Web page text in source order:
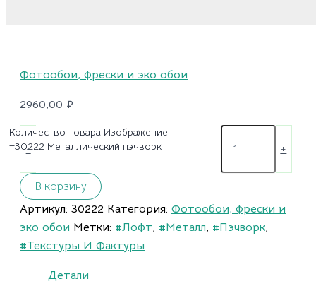
Фотообои, фрески и эко обои
2960,00 ₽
-
Количество товара Изображение
#30222 Металлический пэчворк
+
В корзину
Артикул: 30222 Категория: Фотообои, фрески и
эко обои Метки: #Лофт, #Металл, #Пэчворк,
#Текстуры И Фактуры
Детали